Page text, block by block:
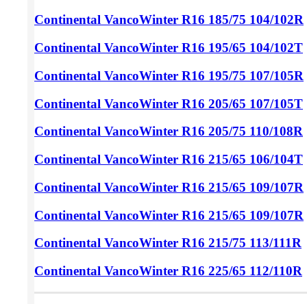
Continental VancoWinter R16 185/75 104/102R
Continental VancoWinter R16 195/65 104/102T
Continental VancoWinter R16 195/75 107/105R
Continental VancoWinter R16 205/65 107/105T
Continental VancoWinter R16 205/75 110/108R
Continental VancoWinter R16 215/65 106/104T
Continental VancoWinter R16 215/65 109/107R
Continental VancoWinter R16 215/65 109/107R
Continental VancoWinter R16 215/75 113/111R
Continental VancoWinter R16 225/65 112/110R